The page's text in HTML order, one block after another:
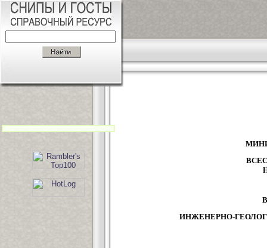
ИНЖЕНЕРНО-